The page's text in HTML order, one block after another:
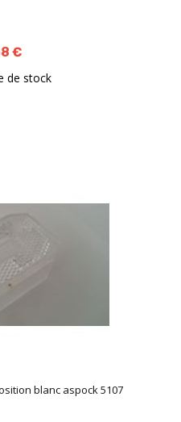
€
de stock
blanc aspock 5107